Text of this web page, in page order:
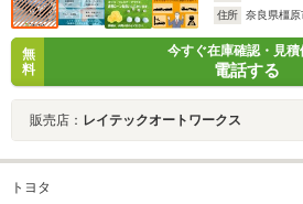
住所
奈良県橿原
無
料
今すぐ在庫確認・見積
電話する
販売店： レイテックオートワークス
トヨタ